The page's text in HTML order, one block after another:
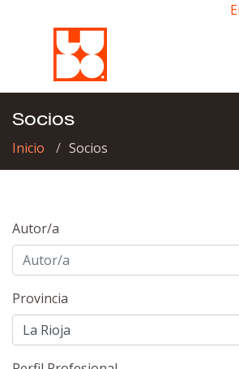
Socios
Inicio Socios
Autor/a
Provincia